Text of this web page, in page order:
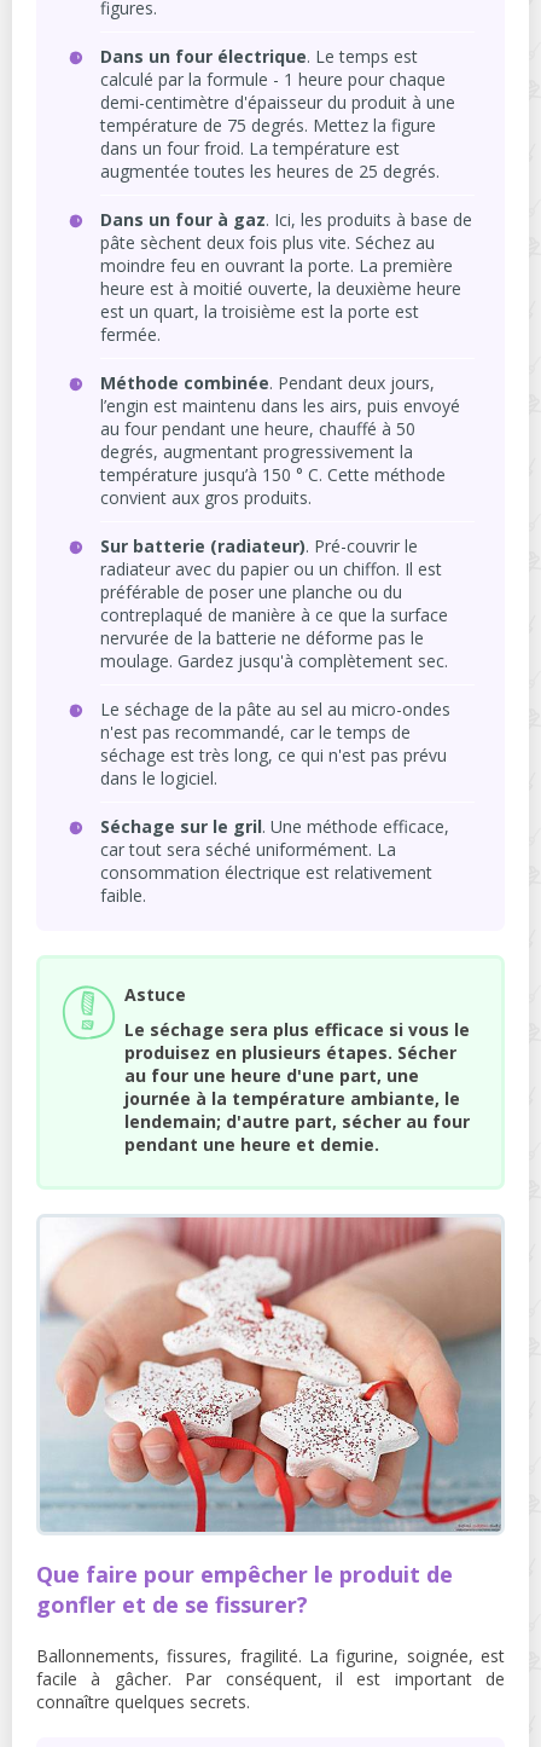
figures.
Dans un four électrique. Le temps est
calculé par la formule - 1 heure pour chaque
demi-centimètre d'épaisseur du produit à une
température de 75 degrés. Mettez la figure
dans un four froid. La température est
augmentée toutes les heures de 25 degrés.
Dans un four à gaz. Ici, les produits à base de
pâte sèchent deux fois plus vite. Séchez au
moindre feu en ouvrant la porte. La première
heure est à moitié ouverte, la deuxième heure
est un quart, la troisième est la porte est
fermée.
Méthode combinée. Pendant deux jours,
l’engin est maintenu dans les airs, puis envoyé
au four pendant une heure, chauffé à 50
degrés, augmentant progressivement la
température jusqu’à 150 ° C. Cette méthode
convient aux gros produits.
Sur batterie (radiateur). Pré-couvrir le
radiateur avec du papier ou un chiffon. Il est
préférable de poser une planche ou du
contreplaqué de manière à ce que la surface
nervurée de la batterie ne déforme pas le
moulage. Gardez jusqu'à complètement sec.
Le séchage de la pâte au sel au micro-ondes
n'est pas recommandé, car le temps de
séchage est très long, ce qui n'est pas prévu
dans le logiciel.
Séchage sur le gril. Une méthode efficace,
car tout sera séché uniformément. La
consommation électrique est relativement
faible.
Astuce
Le séchage sera plus efficace si vous le
produisez en plusieurs étapes. Sécher
au four une heure d'une part, une
journée à la température ambiante, le
lendemain; d'autre part, sécher au four
pendant une heure et demie.
Que faire pour empêcher le produit de
gonfler et de se fissurer?
Ballonnements, fissures, fragilité. La figurine, soignée, est
facile à gâcher. Par conséquent, il est important de
connaître quelques secrets.